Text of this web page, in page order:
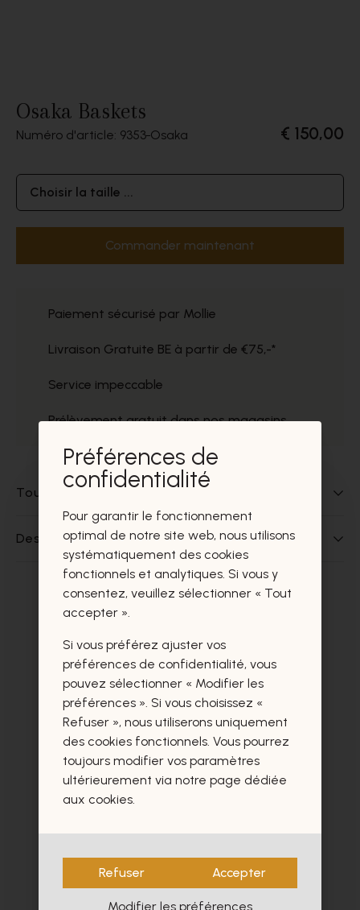
Osaka Baskets
Numéro d'article: 9353 Osaka € 150,00
Choisir la taille ...
Commander maintenant
Paiement sécurisé par Mollie
Livraison Gratuite BE à partir de €75,-*
Service impeccable
Prélèvement gratuit dans nos magasins
Tout sur ce produit
Des questions sur ce produit?
Ces produits vous intéresseront
certainement aussi.
- 40%
Préférences de
confidentialité
Pour garantir le fonctionnement
optimal de notre site web, nous utilisons
systématiquement des cookies
fonctionnels et analytiques. Si vous y
consentez, veuillez sélectionner « Tout
accepter ».
Si vous préférez ajuster vos
préférences de confidentialité, vous
pouvez sélectionner « Modifier les
préférences ». Si vous choisissez «
Refuser », nous utiliserons uniquement
des cookies fonctionnels. Vous pourrez
toujours modifier vos paramètres
ultérieurement via notre page dédiée
aux cookies.
Refuser Accepter
Modifier les préférences